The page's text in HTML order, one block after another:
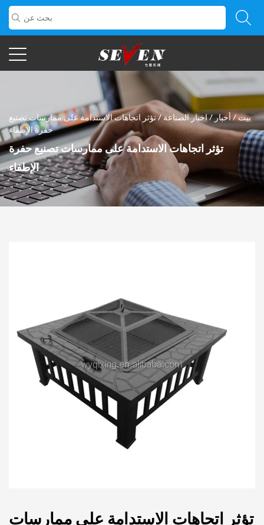
بيت/أخبار /اخبار الصناعة/تؤثر اتجاهات الاستدامة على ممارسات تصنيع
حفرة الإطفاء
تؤثر اتجاهات الاستدامة على ممارسات تصنيع حفرة
الإطفاء
تؤثر اتجاهات الاستدامة على ممارسات